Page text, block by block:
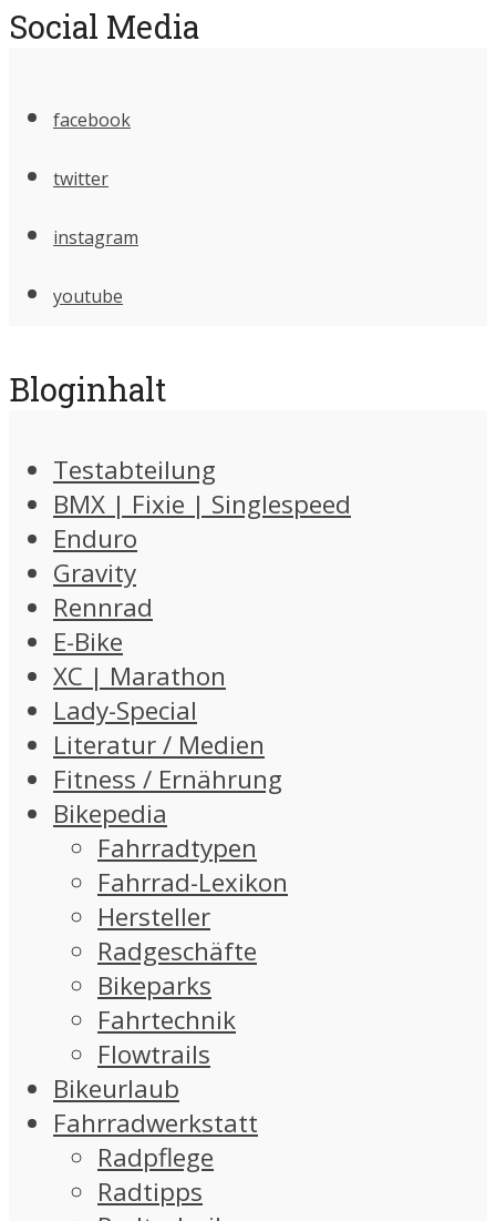
Social Media
facebook
twitter
instagram
youtube
Bloginhalt
Testabteilung
BMX | Fixie | Singlespeed
Enduro
Gravity
Rennrad
E-Bike
XC | Marathon
Lady-Special
Literatur / Medien
Fitness / Ernährung
Bikepedia
Fahrradtypen
Fahrrad-Lexikon
Hersteller
Radgeschäfte
Bikeparks
Fahrtechnik
Flowtrails
Bikeurlaub
Fahrradwerkstatt
Radpflege
Radtipps